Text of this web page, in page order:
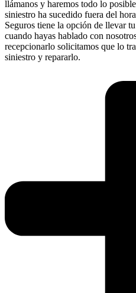
llámanos y haremos todo lo
siniestro ha sucedido fuera del
Seguros tiene la opción de llevar
cuando hayas hablado con
recepcionarlo solicitamos que lo
siniestro y repararlo.